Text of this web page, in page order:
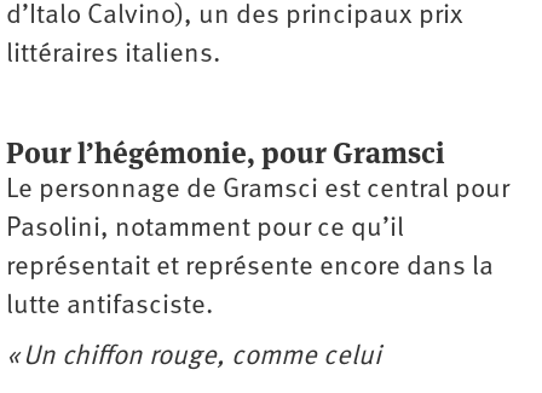
d’Italo Calvino), un des principaux prix
littéraires italiens.
Pour l’hégémonie, pour Gramsci
Le personnage de Gramsci est central pour
Pasolini, notamment pour ce qu’il
représentait et représente encore dans la
lutte antifasciste.
« Un chiffon rouge, comme celui